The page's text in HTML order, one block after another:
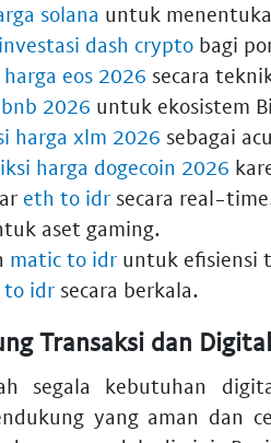
solana untuk
investasi dash crypto bagi
eos 2026 secara
2026 untuk ekosistem
harga xlm 2026 sebagai
harga dogecoin 2026
eth to idr secara real-
aset gaming.
matic to idr untuk efisiensi
to idr secara berkala.
Transaksi dan Digital
segala kebutuhan
yang aman dan